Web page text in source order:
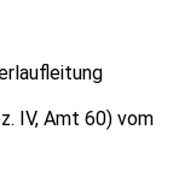
IV, Amt 60) vom